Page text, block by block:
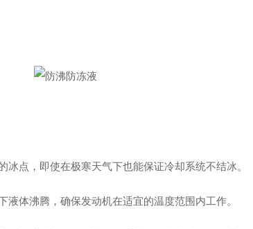
点，即使在极寒天气下也能保证冷却系统不结冰。
体沸腾，确保发动机在适宜的温度范围内工作。